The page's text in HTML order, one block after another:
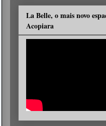
La Belle, o mais novo
Acopiara